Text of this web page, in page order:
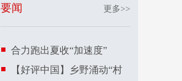
要闻 更多>>
合力跑出夏收“加速度”
【好评中国】乡野涌动“村